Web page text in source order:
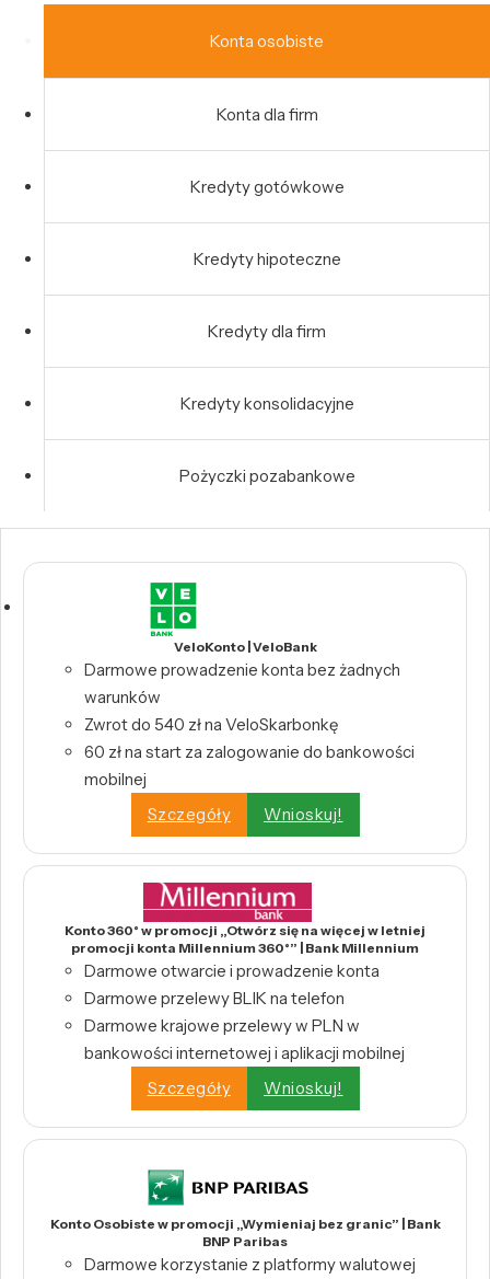
Konta osobiste
Konta dla firm
Kredyty gotówkowe
Kredyty hipoteczne
Kredyty dla firm
Kredyty konsolidacyjne
Pożyczki pozabankowe
VeloKonto | VeloBank
Darmowe prowadzenie konta bez żadnych
warunków
Zwrot do 540 zł na VeloSkarbonkę
60 zł na start za zalogowanie do bankowości
mobilnej
Szczegóły
Wnioskuj!
Konto 360° w promocji „Otwórz się na więcej w letniej
promocji konta Millennium 360°” | Bank Millennium
Darmowe otwarcie i prowadzenie konta
Darmowe przelewy BLIK na telefon
Darmowe krajowe przelewy w PLN w
bankowości internetowej i aplikacji mobilnej
Szczegóły
Wnioskuj!
Konto Osobiste w promocji „Wymieniaj bez granic” | Bank
BNP Paribas
Darmowe korzystanie z platformy walutowej